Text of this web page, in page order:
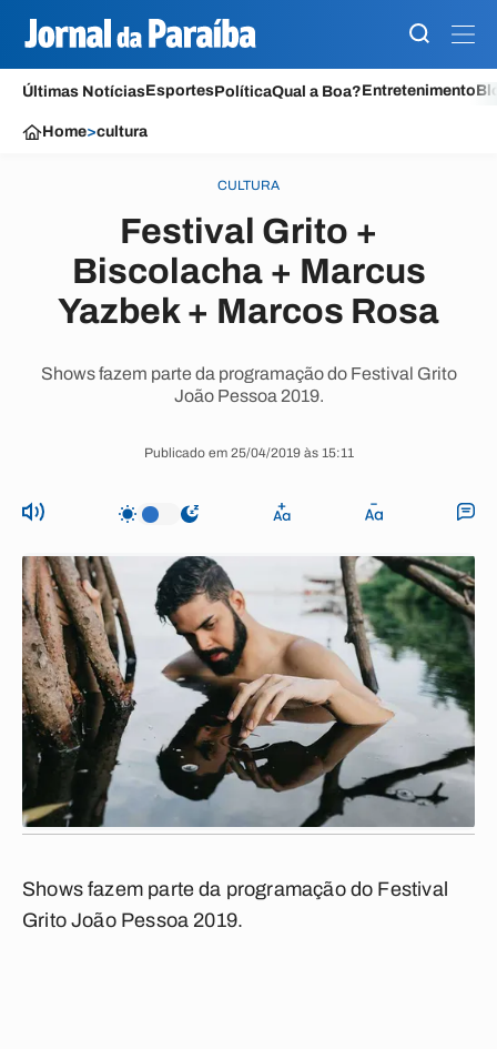
Últimas NotíciasEsportesPolíticaQual a Boa?Entretenimento
Home>cultura
CULTURA
Festival Grito +
Biscolacha + Marcus
Yazbek + Marcos Rosa
Shows fazem parte da programação do Festival Grito
João Pessoa 2019.
Publicado em 25/04/2019 às 15:11
Shows fazem parte da programação do Festival
Grito João Pessoa 2019.